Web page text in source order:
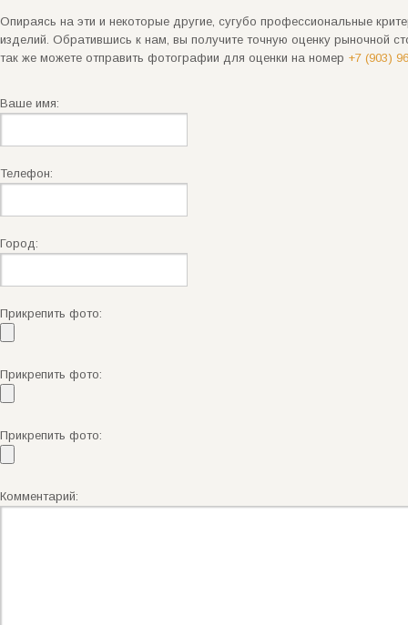
Опираясь на эти и некоторые другие, сугубо профессиональные
изделий. Обратившись к нам, вы получите точную оценку рыночной
так же можете отправить фотографии для оценки на номер +7 (903)
Ваше имя:
Телефон:
Город:
Прикрепить фото:
Прикрепить фото:
Прикрепить фото:
Комментарий: